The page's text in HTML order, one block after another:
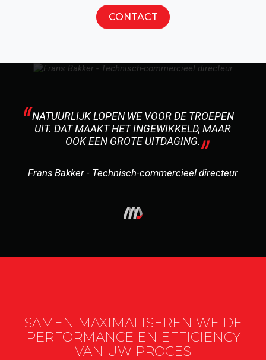
CONTACT
NATUURLIJK LOPEN WE VOOR DE TROEPEN
UIT. DAT MAAKT HET INGEWIKKELD, MAAR
OOK EEN GROTE UITDAGING.
Frans Bakker - Technisch-commercieel directeur
SAMEN MAXIMALISEREN WE DE
PERFORMANCE EN EFFICIENCY
VAN UW PROCES